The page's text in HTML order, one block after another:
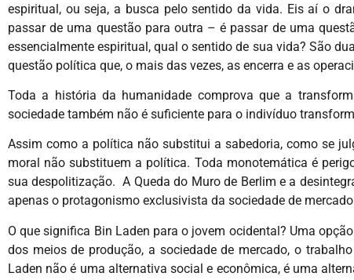
espiritual, ou seja, a busca pelo sentido da vida. Eis aí o
passar de uma questão para outra – é passar de uma
essencialmente espiritual, qual o sentido de sua vida? São
questão política que, o mais das vezes, as encerra e as
Toda a história da humanidade comprova que a
sociedade também não é suficiente para o indivíduo
Assim como a política não substitui a sabedoria, como se
moral não substituem a política. Toda monotemática é
sua despolitização. A Queda do Muro de Berlim e a
apenas o protagonismo exclusivista da sociedade de
O que significa Bin Laden para o jovem ocidental? Uma
dos meios de produção, a sociedade de mercado, o
Laden não é uma alternativa social e econômica, é uma